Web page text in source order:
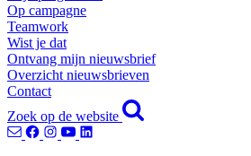
Op campagne
Teamwork
Wist je dat
Ontvang mijn nieuwsbrief
Overzicht nieuwsbrieven
Contact
Zoek op de website